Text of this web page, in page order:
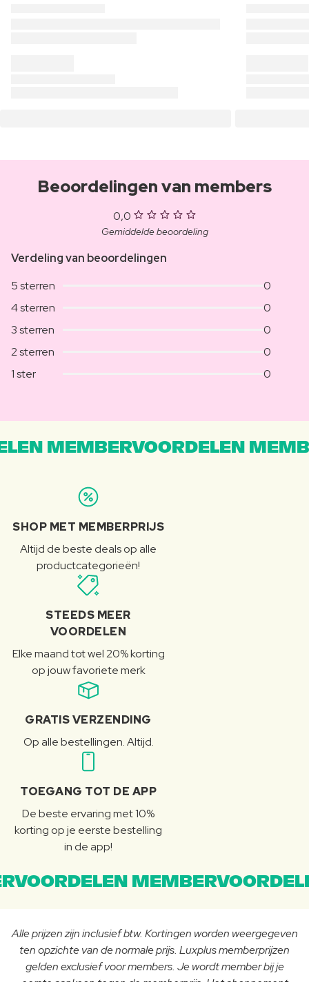
Beoordelingen van members
0,0
Gemiddelde beoordeling
Verdeling van beoordelingen
5 sterren
0
4 sterren
0
3 sterren
0
2 sterren
0
1 ster
0
MEMBERVOORDELEN
SHOP MET MEMBERPRIJS
Altijd de beste deals op alle
productcategorieën!
STEEDS MEER
VOORDELEN
Elke maand tot wel 20% korting
op jouw favoriete merk
GRATIS VERZENDING
Op alle bestellingen. Altijd.
TOEGANG TOT DE APP
De beste ervaring met 10%
korting op je eerste bestelling
in de app!
Alle prijzen zijn inclusief btw. Kortingen worden weergegeven
ten opzichte van de normale prijs. Luxplus memberprijzen
gelden exclusief voor members. Je wordt member bij je